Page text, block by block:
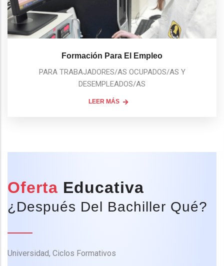
Formación Para El Empleo
PARA TRABAJADORES/AS OCUPADOS/AS Y
DESEMPLEADOS/AS
LEER MÁS
Oferta Educativa
¿Después Del Bachiller Qué?
Universidad, Ciclos Formativos